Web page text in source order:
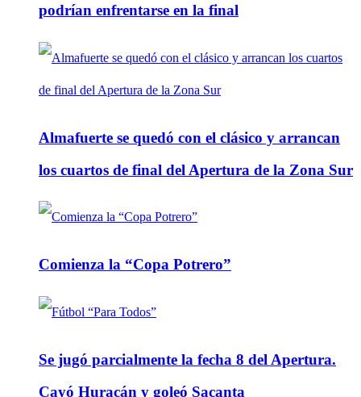
podrían enfrentarse en la final
Almafuerte se quedó con el clásico y arrancan
los cuartos de final del Apertura de la Zona Sur
Comienza la “Copa Potrero”
Se jugó parcialmente la fecha 8 del Apertura.
Cayó Huracán y goleó Sacanta